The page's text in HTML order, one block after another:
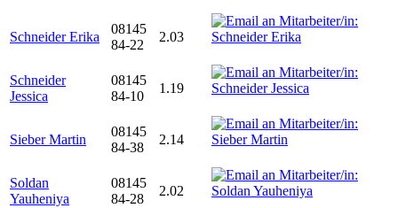
Schneider Erika
08145
84-22
2.03
Schneider
Jessica
08145
84-10
1.19
Sieber Martin
08145
84-38
2.14
Soldan
Yauheniya
08145
84-28
2.02